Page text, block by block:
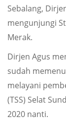
Sebalang,
mengunjungi
Merak.
Dirjen Agus
sudah
melayani
(TSS) Selat
2020 nanti.